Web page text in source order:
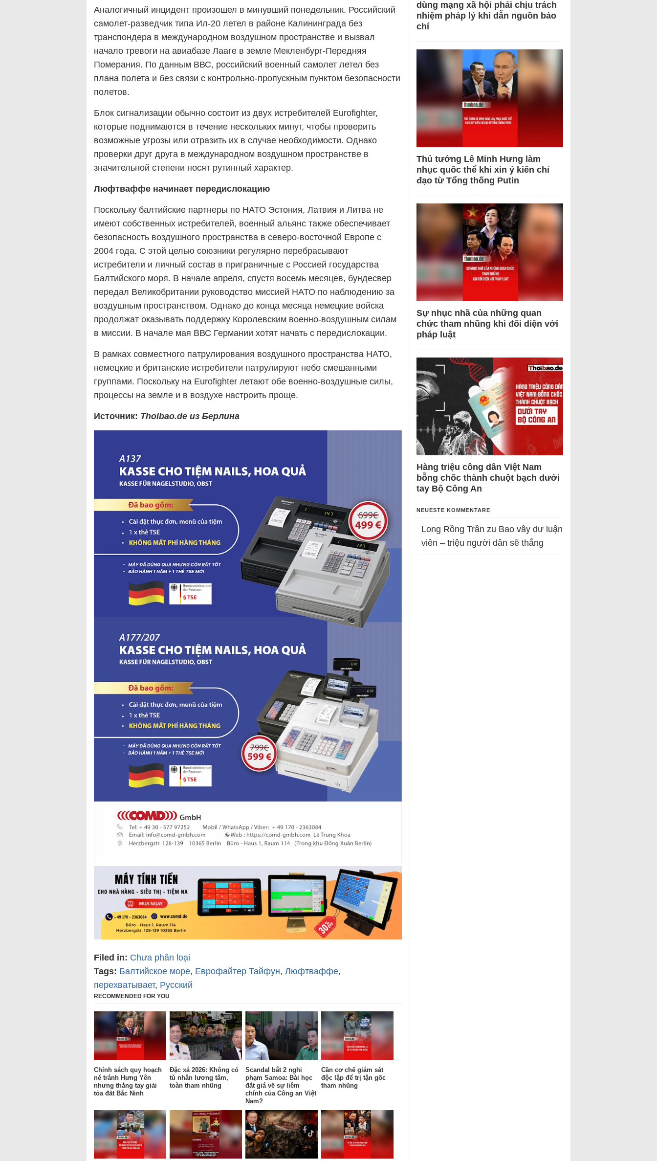
Аналогичный инцидент произошел в минувший понедельник. Российский
самолет-разведчик типа Ил-20 летел в районе Калининграда без
транспондера в международном воздушном пространстве и вызвал
начало тревоги на авиабазе Лааге в земле Мекленбург-Передняя
Померания. По данным ВВС, российский военный самолет летел без
плана полета и без связи с контрольно-пропускным пунктом безопасности
полетов.
Блок сигнализации обычно состоит из двух истребителей Eurofighter,
которые поднимаются в течение нескольких минут, чтобы проверить
возможные угрозы или отразить их в случае необходимости. Однако
проверки друг друга в международном воздушном пространстве в
значительной степени носят рутинный характер.
Люфтваффе начинает передислокацию
Поскольку балтийские партнеры по НАТО Эстония, Латвия и Литва не
имеют собственных истребителей, военный альянс также обеспечивает
безопасность воздушного пространства в северо-восточной Европе с
2004 года. С этой целью союзники регулярно перебрасывают
истребители и личный состав в приграничные с Россией государства
Балтийского моря. В начале апреля, спустя восемь месяцев, бундесвер
передал Великобритании руководство миссией НАТО по наблюдению за
воздушным пространством. Однако до конца месяца немецкие войска
продолжат оказывать поддержку Королевским военно-воздушным силам
в миссии. В начале мая ВВС Германии хотят начать с передислокации.
В рамках совместного патрулирования воздушного пространства НАТО,
немецкие и британские истребители патрулируют небо смешанными
группами. Поскольку на Eurofighter летают обе военно-воздушные силы,
процессы на земле и в воздухе настроить проще.
Источник: Thoibao.de из Берлина
Filed in: Chưa phân loại
Tags: Балтийское море, Еврофайтер Тайфун, Люфтваффе,
перехватывает, Русский
RECOMMENDED FOR YOU
Chính sách quy hoạch
né tránh Hưng Yên
nhưng thẳng tay giải
tỏa đất Bắc Ninh
Đặc xá 2026: Không có
tù nhân lương tâm,
toàn tham nhũng
Scandal bắt 2 nghi
phạm Samoa: Bài học
đắt giá về sự liêm
chính của Công an Việt
Nam?
Cần cơ chế giám sát
độc lập để trị tận gốc
tham nhũng
dùng mạng xã hội phải chịu trách
nhiệm pháp lý khi dẫn nguồn báo
chí
Thủ tướng Lê Minh Hưng làm
nhục quốc thể khi xin ý kiến chỉ
đạo từ Tổng thống Putin
Sự nhục nhã của những quan
chức tham nhũng khi đối diện với
pháp luật
Hàng triệu công dân Việt Nam
bỗng chốc thành chuột bạch dưới
tay Bộ Công An
NEUESTE KOMMENTARE
Long Rồng Trần zu Bao vây dư luận
viên – triệu người dân sẽ thắng